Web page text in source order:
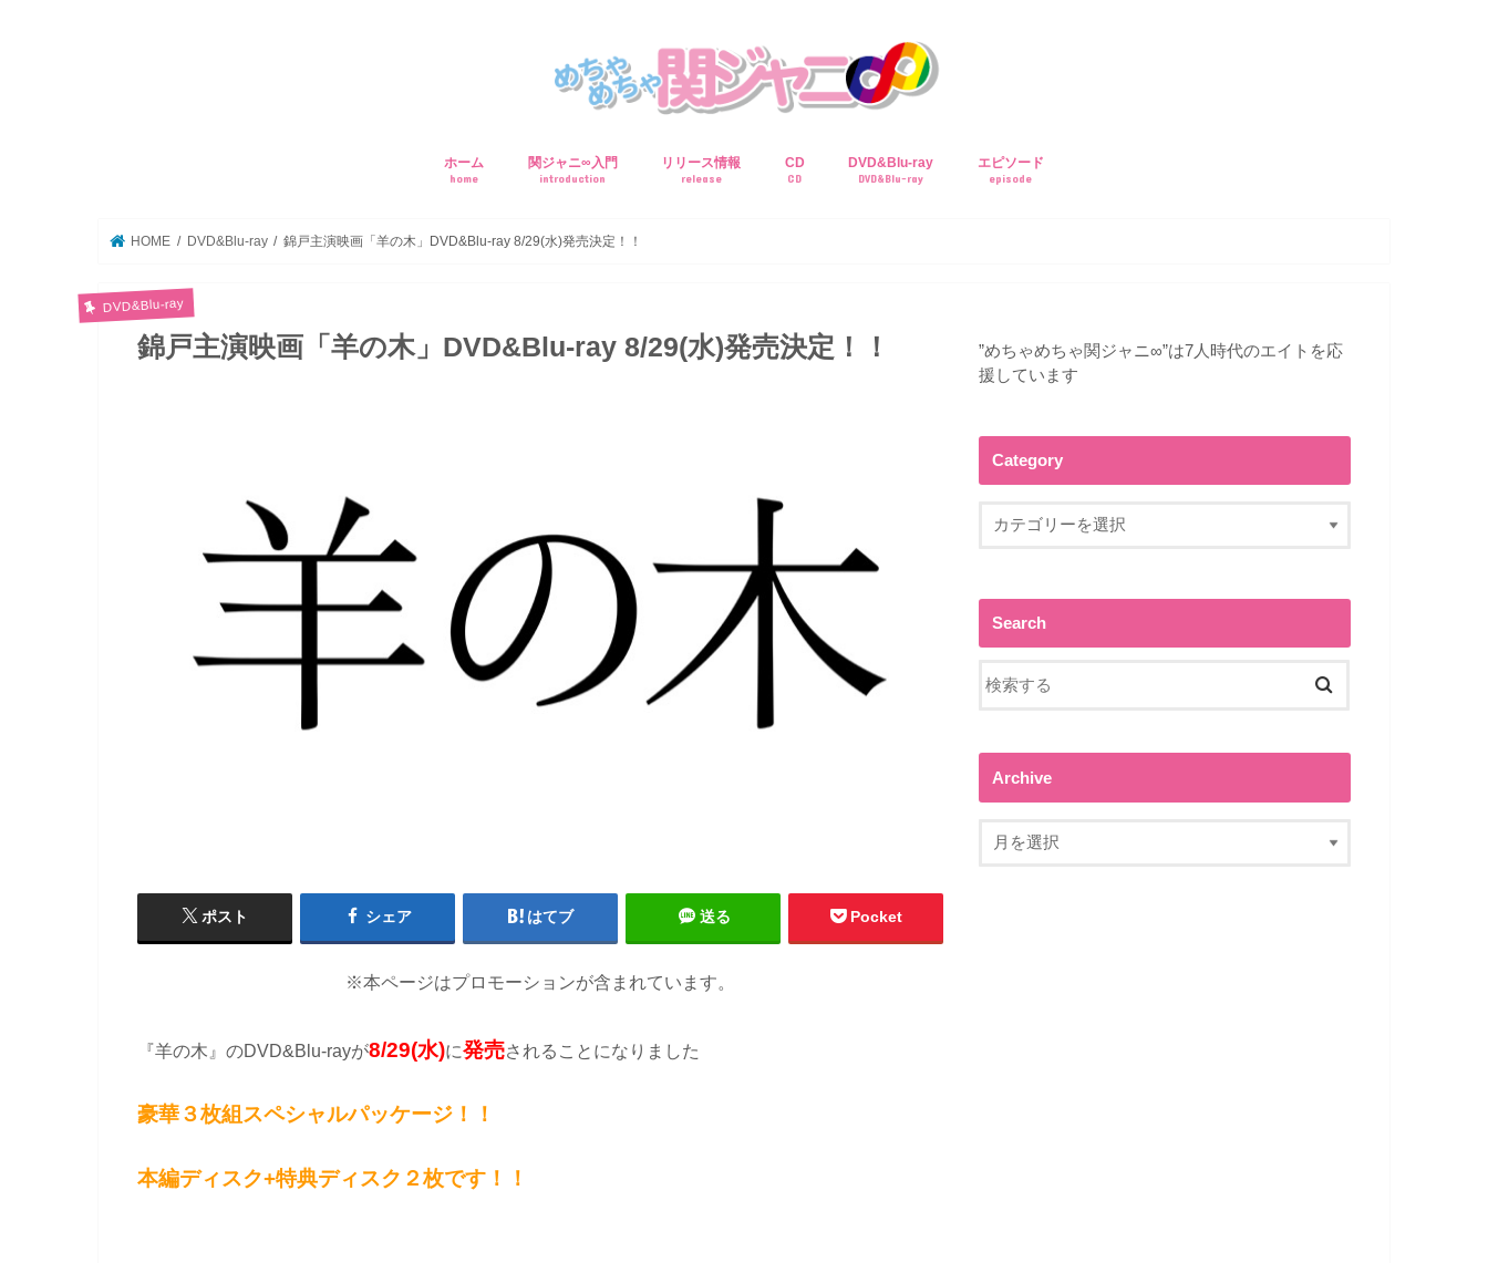
ホーム
home
関ジャニ∞入門
introduction
リリース情報
release
CD
CD
DVD&Blu-ray
DVD&Blu-ray
エピソード
episode
HOME DVD&Blu-ray 錦戸主演映画「羊の木」DVD&Blu-ray 8/29(水)発売決定！！
DVD&Blu-ray
錦戸主演映画「羊の木」DVD&Blu-ray 8/29(水)発売決定！！
ポスト シェア はてブ 送る Pocket
※本ページはプロモーションが含まれています。
『羊の木』のDVD&Blu-rayが8/29(水)に発売されることになりました
豪華３枚組スペシャルパッケージ！！
本編ディスク+特典ディスク２枚です！！
”めちゃめちゃ関ジャニ∞”は7人時代のエイトを応
援しています
Category
Search
Archive